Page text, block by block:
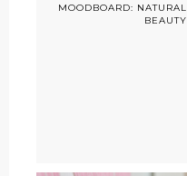
MOODBOARD: NATURAL
BEAUTY